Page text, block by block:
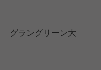
グラングリーン大